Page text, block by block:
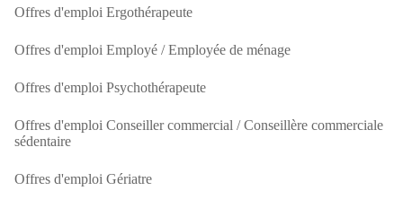
Offres d'emploi Ergothérapeute
Offres d'emploi Employé / Employée de ménage
Offres d'emploi Psychothérapeute
Offres d'emploi Conseiller commercial / Conseillère commerciale
sédentaire
Offres d'emploi Gériatre